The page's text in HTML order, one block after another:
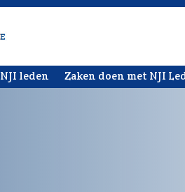
NJI leden Zaken doen met NJI